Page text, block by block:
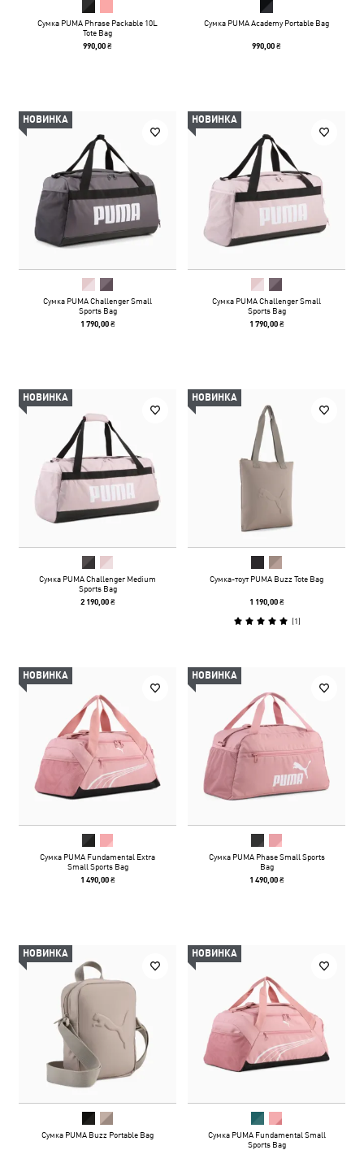
Сумка PUMA Phrase Packable 10L
Tote Bag
990,00 ₴
Сумка PUMA Academy Portable Bag
990,00 ₴
НОВИНКА
Сумка PUMA Challenger Small
Sports Bag
1 790,00 ₴
НОВИНКА
Сумка PUMA Challenger Small
Sports Bag
1 790,00 ₴
НОВИНКА
Сумка PUMA Challenger Medium
Sports Bag
2 190,00 ₴
НОВИНКА
Сумка-тоут PUMA Buzz Tote Bag
1 190,00 ₴
(1)
НОВИНКА
Сумка PUMA Fundamental Extra
Small Sports Bag
1 490,00 ₴
НОВИНКА
Сумка PUMA Phase Small Sports
Bag
1 490,00 ₴
НОВИНКА
Сумка PUMA Buzz Portable Bag
НОВИНКА
Сумка PUMA Fundamental Small
Sports Bag